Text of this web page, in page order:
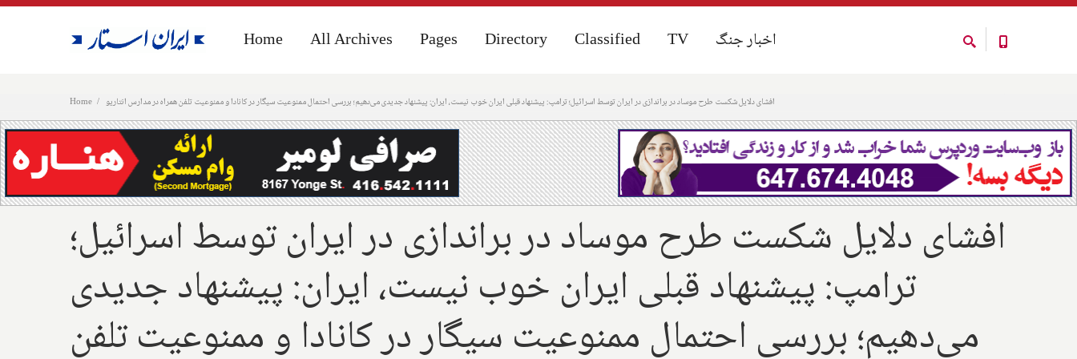
Home افشای دلایل شکست طرح موساد در براندازی در ایران توسط اسرائیل؛ ترامپ: پیشنهاد قبلی ایران خوب نیست، ایران: پیشنهاد جدیدی می‌دهیم؛ بررسی احتمال ممنوعیت سیگار در کانادا و ممنوعیت تلفن همراه در مدارس انتاریو
Home All Archives Pages Directory Classified TV اخبار جنگ Home All Archives Pages Directory Classified TV اخبار جنگ
افشای دلایل شکست طرح موساد در براندازی در ایران توسط اسرائیل؛
ترامپ: پیشنهاد قبلی ایران خوب نیست، ایران: پیشنهاد جدیدی
می‌دهیم؛ بررسی احتمال ممنوعیت سیگار در کانادا و ممنوعیت تلفن